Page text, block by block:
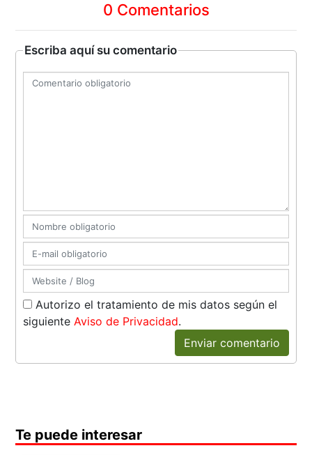
0 Comentarios
Escriba aquí su comentario
Autorizo el tratamiento de mis datos según el
siguienteAviso de Privacidad.
Enviar comentario
Te puede interesar